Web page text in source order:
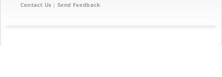
Contact Us | Send Feedback